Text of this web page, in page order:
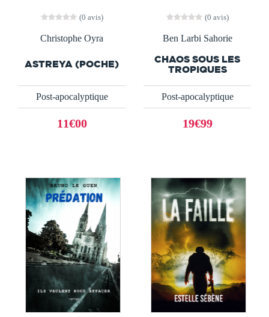
(0 avis)
Christophe Oyra
ASTREYA (POCHE)
Post-apocalyptique
11€00
(0 avis)
Ben Larbi Sahorie
CHAOS SOUS LES
TROPIQUES
Post-apocalyptique
19€99